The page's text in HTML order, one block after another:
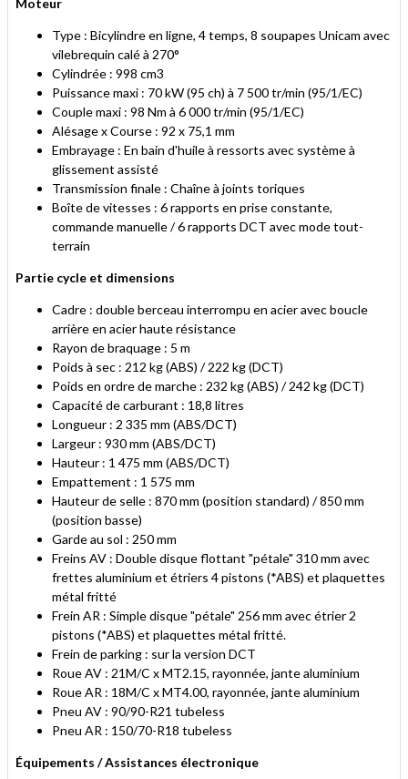
Moteur
Type : Bicylindre en ligne, 4 temps, 8 soupapes Unicam avec
vilebrequin calé à 270°
Cylindrée : 998 cm3
Puissance maxi : 70 kW (95 ch) à 7 500 tr/min (95/1/EC)
Couple maxi : 98 Nm à 6 000 tr/min (95/1/EC)
Alésage x Course : 92 x 75,1 mm
Embrayage : En bain d'huile à ressorts avec système à
glissement assisté
Transmission finale : Chaîne à joints toriques
Boîte de vitesses : 6 rapports en prise constante,
commande manuelle / 6 rapports DCT avec mode tout-
terrain
Partie cycle et dimensions
Cadre : double berceau interrompu en acier avec boucle
arrière en acier haute résistance
Rayon de braquage : 5 m
Poids à sec : 212 kg (ABS) / 222 kg (DCT)
Poids en ordre de marche : 232 kg (ABS) / 242 kg (DCT)
Capacité de carburant : 18,8 litres
Longueur : 2 335 mm (ABS/DCT)
Largeur : 930 mm (ABS/DCT)
Hauteur : 1 475 mm (ABS/DCT)
Empattement : 1 575 mm
Hauteur de selle : 870 mm (position standard) / 850 mm
(position basse)
Garde au sol : 250 mm
Freins AV : Double disque flottant "pétale" 310 mm avec
frettes aluminium et étriers 4 pistons (*ABS) et plaquettes
métal fritté
Frein AR : Simple disque "pétale" 256 mm avec étrier 2
pistons (*ABS) et plaquettes métal fritté.
Frein de parking : sur la version DCT
Roue AV : 21M/C x MT2.15, rayonnée, jante aluminium
Roue AR : 18M/C x MT4.00, rayonnée, jante aluminium
Pneu AV : 90/90-R21 tubeless
Pneu AR : 150/70-R18 tubeless
Équipements / Assistances électronique